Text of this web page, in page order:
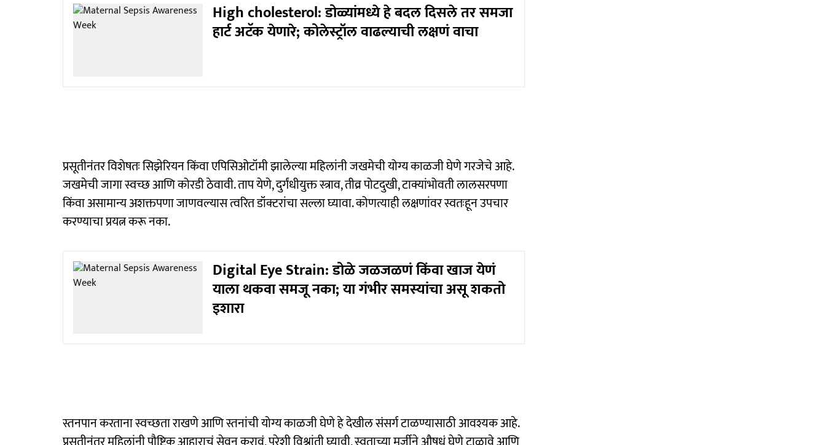
High cholesterol: डोळ्यांमध्ये हे बदल दिसले तर समजा
हार्ट अटॅक येणारे; कोलेस्ट्रॉल वाढल्याची लक्षणं वाचा
प्रसूतीनंतर विशेषतः सिझेरियन किंवा एपिसिओटॉमी झालेल्या महिलांनी जखमेची योग्य काळजी घेणे गरजेचे आहे.
जखमेची जागा स्वच्छ आणि कोरडी ठेवावी. ताप येणे, दुर्गंधीयुक्त स्त्राव, तीव्र पोटदुखी, टाक्यांभोवती लालसरपणा
किंवा असामान्य अशक्तपणा जाणवल्यास त्वरित डॉक्टरांचा सल्ला घ्यावा. कोणत्याही लक्षणांवर स्वतःहून उपचार
करण्याचा प्रयत्न करू नका.
Digital Eye Strain: डोळे जळजळणं किंवा खाज येणं
याला थकवा समजू नका; या गंभीर समस्यांचा असू शकतो
इशारा
स्तनपान करताना स्वच्छता राखणे आणि स्तनांची योग्य काळजी घेणे हे देखील संसर्ग टाळण्यासाठी आवश्यक आहे.